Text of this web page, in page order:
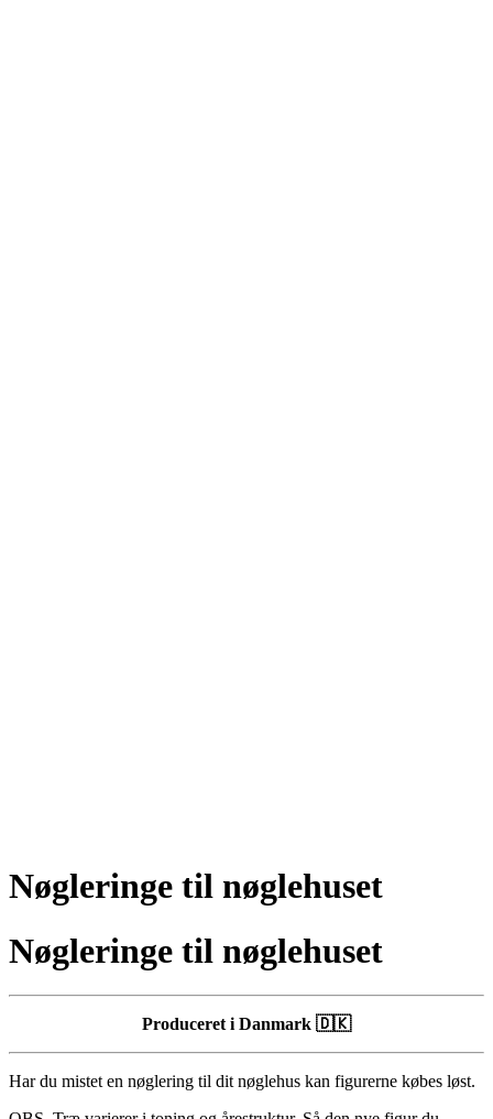
Nøgleringe til nøglehuset
Nøgleringe til nøglehuset
Produceret i Danmark 🇩🇰
Har du mistet en nøglering til dit nøglehus kan figurerne købes løst.